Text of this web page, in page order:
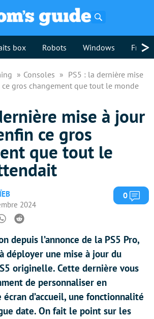
box Robots Windows >
Consoles
PS5 : la dernière mise
gros changement que tout le monde
mise à jour
ce gros
que tout le
2024
0
Whatsapp
Reddit
depuis l’annonce de la PS5 Pro,
déployer une mise à jour du
originelle. Cette dernière vous
de personnaliser en
d’accueil, une fonctionnalité
date. On fait le point sur les